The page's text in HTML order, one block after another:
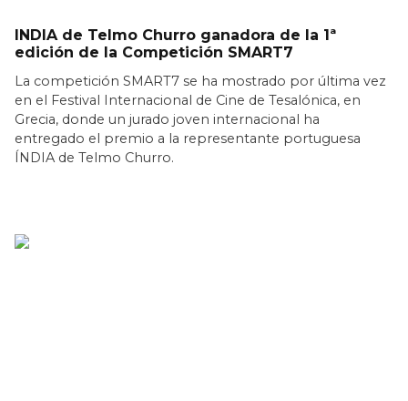
INDIA de Telmo Churro ganadora de la 1ª
edición de la Competición SMART7
La competición SMART7 se ha mostrado por última vez
en el Festival Internacional de Cine de Tesalónica, en
Grecia, donde un jurado joven internacional ha
entregado el premio a la representante portuguesa
ÍNDIA de Telmo Churro.